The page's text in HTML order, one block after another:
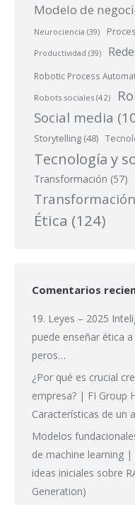
Modelo de
Neurociencia (39)
Productividad (39)
Robotic Process
Robots sociales (42)
Social media
Storytelling (48)
Tecnología y
Transformación (57)
Ética (124)
Comentarios
19. Leyes – 2025
puede enseñar ética
peros…
¿Por qué es crucial
empresa? | FI Group
Características de un
Modelos
de machine learning |
ideas iniciales sobre
Generation)